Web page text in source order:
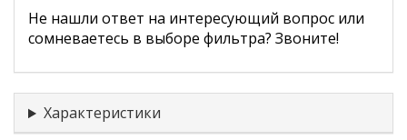
Не нашли ответ на интересующий вопрос или
сомневаетесь в выборе фильтра? Звоните!
Характеристики